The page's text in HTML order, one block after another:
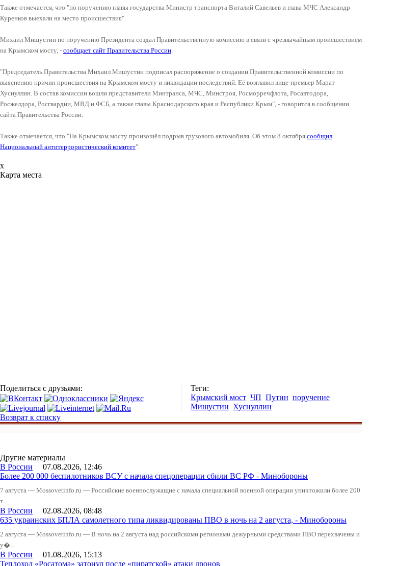
Также отмечается, что "по поручению главы государства Министр транспорта Виталий Савельев и глава МЧС Александр
Куренков выехали на место происшествия".
Михаил Мишустин по поручению Президента создал Правительственную комиссию в связи с чрезвычайным происшествием
на Крымском мосту, - сообщает сайт Правительства России.
"Председатель Правительства Михаил Мишустин подписал распоряжение о создании Правительственной комиссии по
выяснению причин происшествия на Крымском мосту и ликвидации последствий. Её возглавил вице-премьер Марат
Хуснуллин. В состав комиссии вошли представители Минтранса, МЧС, Минстроя, Росморречфлота, Росавтодора,
Росжелдора, Росгвардии, МВД и ФСБ, а также главы Краснодарского края и Республики Крым", - говорится в сообщении
сайта Правительства России.
Также отмечается, что "На Крымском мосту произошёл подрыв грузового автомобиля. Об этом 8 октября сообщил
Национальный антитеррористический комитет".
x
Карта места
Поделиться с друзьями:
Теги:
Крымский мост ЧП Путин поручение
Мишустин Хуснуллин
Возврат к списку
Другие материалы
В России 07.08.2026, 12:46
Более 200 000 беспилотников ВСУ с начала спецоперации сбили ВС РФ - Минобороны
7 августа — Mossovetinfo.ru — Российские военнослужащие с начала специальной военной операции уничтожили более 200
т...
В России 02.08.2026, 08:48
635 украинских БПЛА самолетного типа ликвидированы ПВО в ночь на 2 августа, - Минобороны
2 августа — Mossovetinfo.ru — В ночь на 2 августа над российскими регионами дежурными средствами ПВО перехвачены и
у�...
В России 01.08.2026, 15:13
Теплоход «Росатома» затонул после «пиратской» атаки дронов